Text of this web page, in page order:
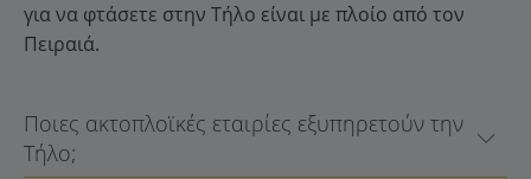
για να φτάσετε στην Τήλο είναι με πλοίο από τον
Πειραιά.
Ποιες ακτοπλοϊκές εταιρίες εξυπηρετούν την
Τήλο;